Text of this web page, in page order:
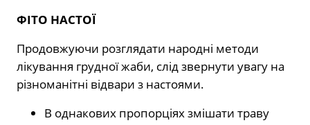
ФІТО НАСТОЇ
Продовжуючи розглядати народні методи
лікування грудної жаби, слід звернути увагу на
різноманітні відвари з настоями.
В однакових пропорціях змішати траву